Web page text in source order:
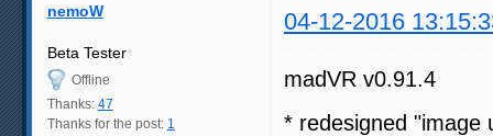
nemoW 04-12-2016
Beta Tester
Offline
Thanks: 47
Thanks for the post: 1
madVR v0.91.4
* redesigned "image